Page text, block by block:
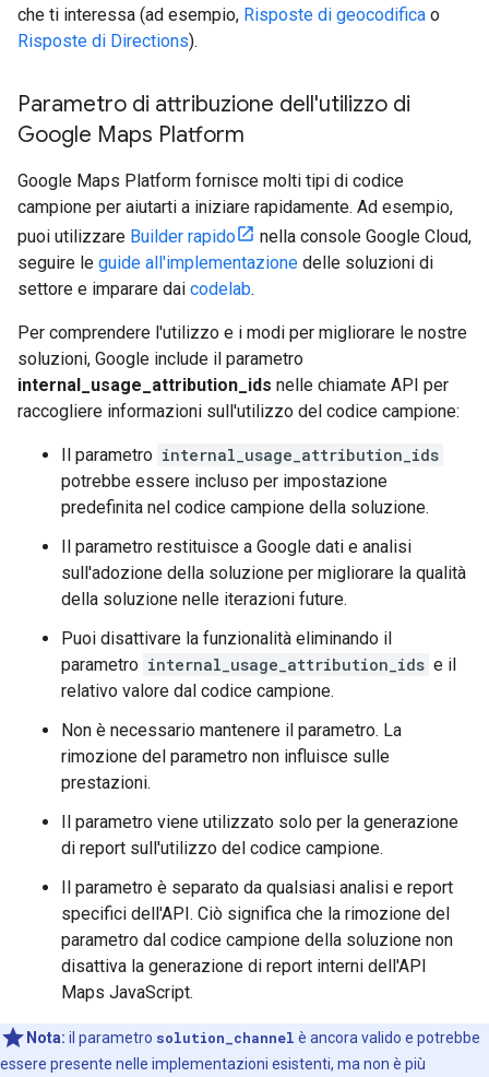
che ti interessa (ad esempio, Risposte di geocodifica o
Risposte di Directions).
Parametro di attribuzione dell'utilizzo di
Google Maps Platform
Google Maps Platform fornisce molti tipi di codice
campione per aiutarti a iniziare rapidamente. Ad esempio,
puoi utilizzare Builder rapido
nella console Google Cloud,
seguire le guide all'implementazione delle soluzioni di
settore e imparare dai codelab.
Per comprendere l'utilizzo e i modi per migliorare le nostre
soluzioni, Google include il parametro
internal_usage_attribution_ids nelle chiamate API per
raccogliere informazioni sull'utilizzo del codice campione:
Il parametro internal_usage_attribution_ids
potrebbe essere incluso per impostazione
predefinita nel codice campione della soluzione.
Il parametro restituisce a Google dati e analisi
sull'adozione della soluzione per migliorare la qualità
della soluzione nelle iterazioni future.
Puoi disattivare la funzionalità eliminando il
parametro internal_usage_attribution_ids e il
relativo valore dal codice campione.
Non è necessario mantenere il parametro. La
rimozione del parametro non influisce sulle
prestazioni.
Il parametro viene utilizzato solo per la generazione
di report sull'utilizzo del codice campione.
Il parametro è separato da qualsiasi analisi e report
specifici dell'API. Ciò significa che la rimozione del
parametro dal codice campione della soluzione non
disattiva la generazione di report interni dell'API
Maps JavaScript.
Nota: il parametro solution_channel è ancora valido e potrebbe
essere presente nelle implementazioni esistenti, ma non è più